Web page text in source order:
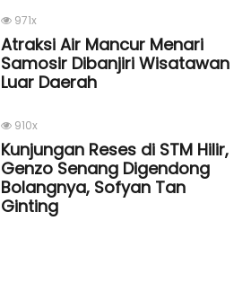
971x
Atraksi Air Mancur Menari
Samosir Dibanjiri Wisatawan
Luar Daerah
910x
Kunjungan Reses di STM Hilir,
Genzo Senang Digendong
Bolangnya, Sofyan Tan
Ginting